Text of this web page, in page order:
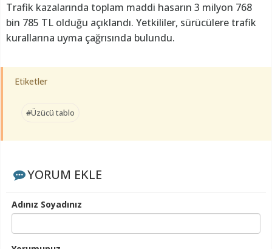
Trafik kazalarında toplam maddi hasarın 3 milyon 768
bin 785 TL olduğu açıklandı. Yetkililer, sürücülere trafik
kurallarına uyma çağrısında bulundu.
Etiketler
#Üzücü tablo
YORUM EKLE
Adınız Soyadınız